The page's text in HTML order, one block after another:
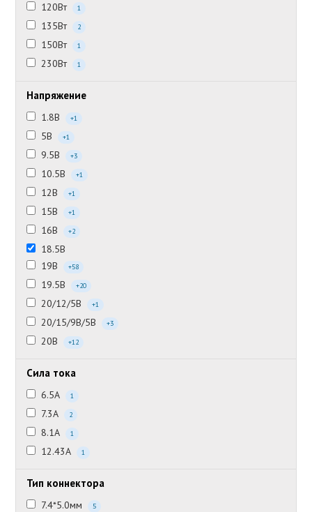
120Вт 1
135Вт 2
150Вт 1
230Вт 1
Напряжение
1.8В +1
5В +1
9.5В +3
10.5В +1
12В +1
15В +1
16В +2
18.5В
19В
+58
19.5В +20
20/12/5В +1
20/15/9В/5В +3
20В +12
Сила тока
6.5А 1
7.3А 2
8.1А 1
12.43А 1
Тип коннектора
7.4*5.0мм 5